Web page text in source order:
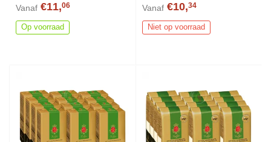
Vanaf €11,06
Op voorraad
Vanaf €10,34
Niet op voorraad